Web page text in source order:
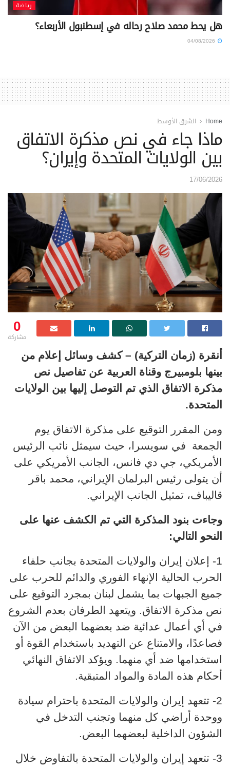
رياضة
هل يحط محمد صلاح رحاله في إسطنبول الأربعاء؟
Home الشرق الأوسط
ماذا جاء في نص مذكرة الاتفاق
بين الولايات المتحدة وإيران؟
17/06/2026
0
مشاركة
أنقرة (زمان التركية) – كشف وسائل إعلام من
بينها بلومبيرج وقناة العربية عن تفاصيل نص
مذكرة الاتفاق الذي تم التوصل إليها بين الولايات
المتحدة.
ومن المقرر التوقيع على مذكرة الاتفاق يوم
الجمعة في سويسرا، حيث سيمثل نائب الرئيس
الأمريكي، جي دي فانس، الجانب الأمريكي على
أن يتولى رئيس البرلمان الإيراني، محمد باقر
قاليباف، تمثيل الجانب الإيراني.
وجاءت بنود المذكرة التي تم الكشف عنها على
النحو التالي:
1- إعلان إيران والولايات المتحدة بجانب حلفاء
الحرب الحالية الإنهاء الفوري والدائم للحرب على
جميع الجبهات بما يشمل لبنان بمجرد التوقيع على
نص مذكرة الاتفاق. ويتعهد الطرفان بعدم الشروع
في أي أعمال عدائية ضد بعضهما البعض من الآن
فصاعدًا، والامتناع عن التهديد باستخدام القوة أو
استخدامها ضد أي منهما. ويؤكد الاتفاق النهائي
أحكام هذه المادة والمواد المتبقية.
2- تتعهد إيران والولايات المتحدة باحترام سيادة
ووحدة أراضي كل منهما وتجنب التدخل في
الشؤون الداخلية لبعضهما البعض.
3- تتعهد إيران والولايات المتحدة بالتفاوض خلال